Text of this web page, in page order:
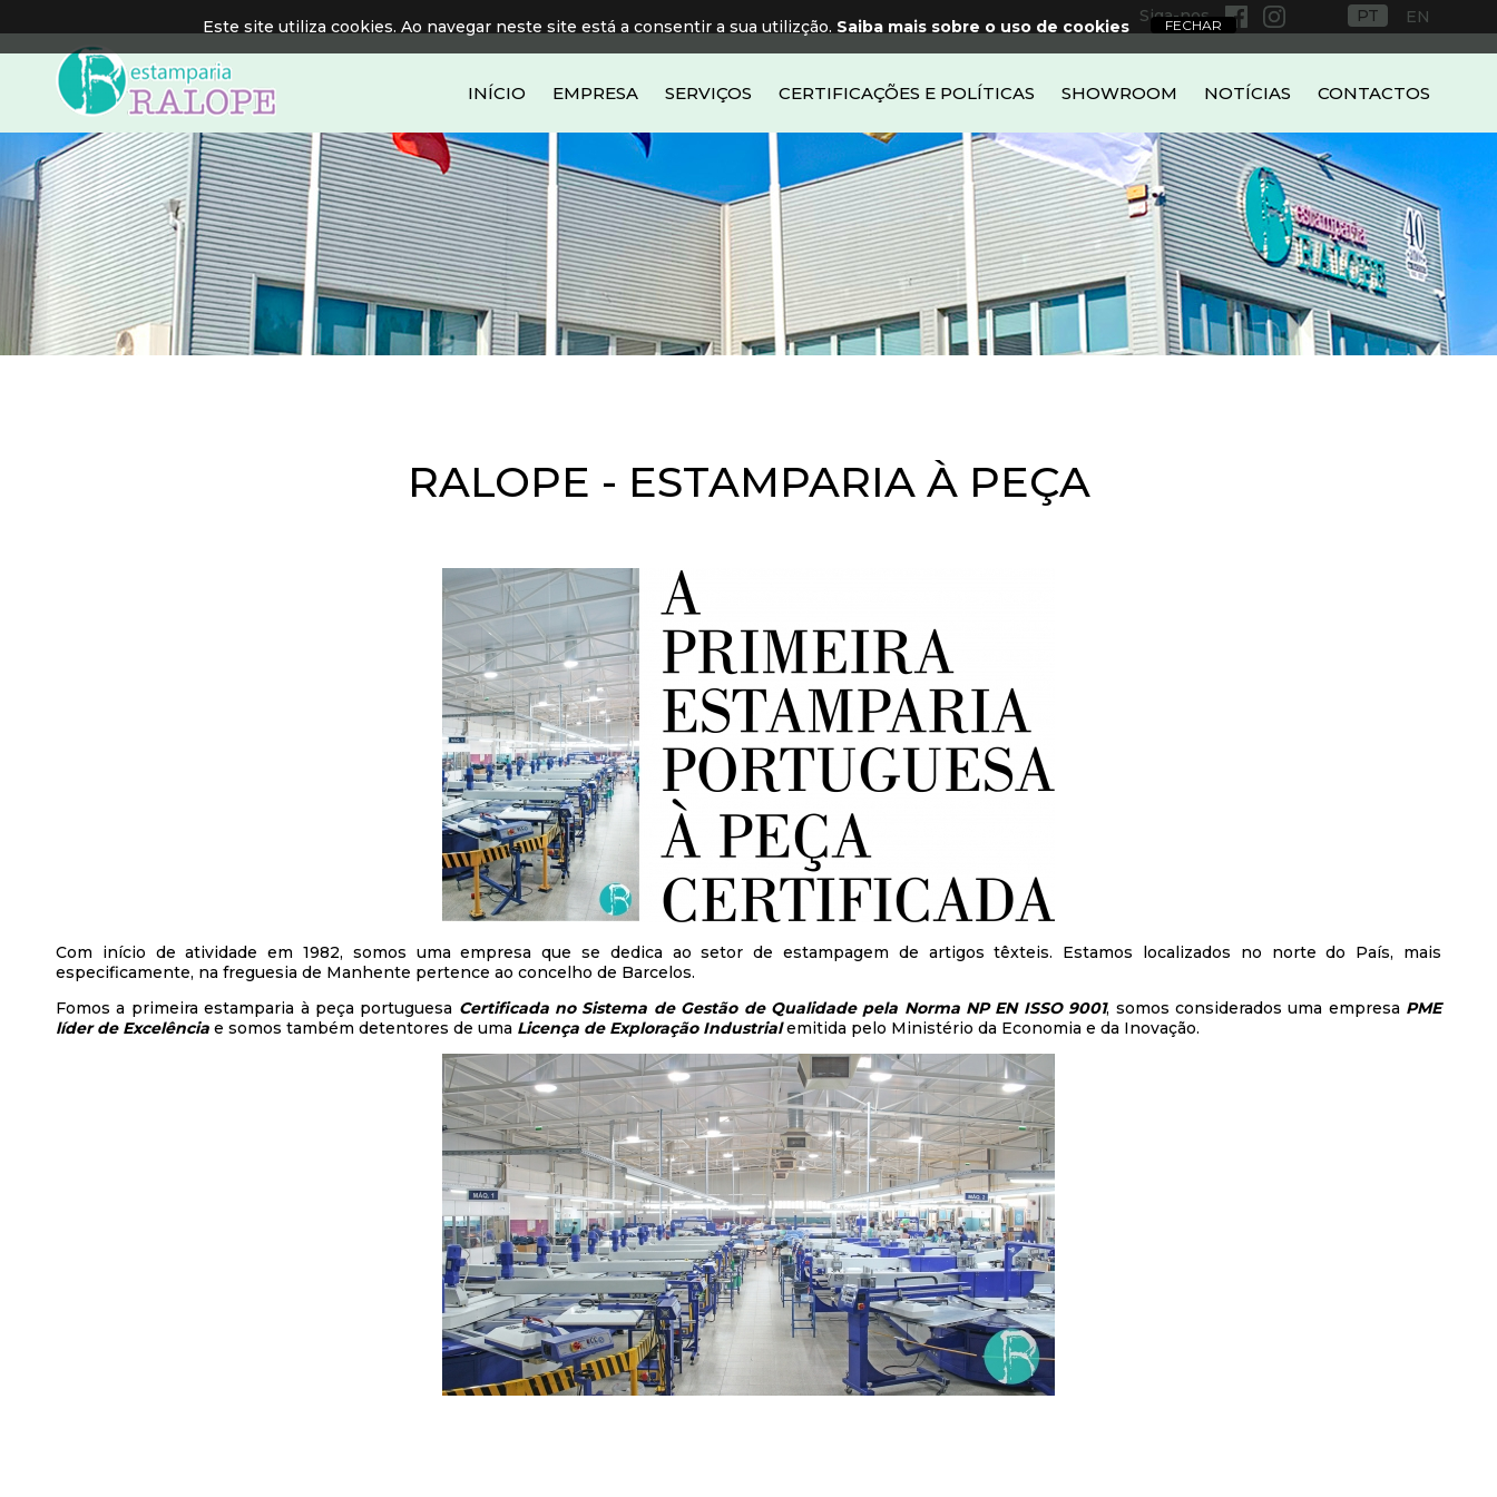
Siga-nos PT EN
INÍCIO EMPRESA SERVIÇOS CERTIFICAÇÕES E POLÍTICAS SHOWROOM NOTÍCIAS CONTACTOS
RALOPE - ESTAMPARIA À PEÇA
Com início de atividade em 1982, somos uma empresa que se dedica ao setor de estampagem de artigos têxteis. Estamos localizados no norte do País, mais
especificamente, na freguesia de Manhente pertence ao concelho de Barcelos.
Fomos a primeira estamparia à peça portuguesa Certificada no Sistema de Gestão de Qualidade pela Norma NP EN ISSO 9001, somos considerados uma empresa PME
líder de Excelência e somos também detentores de uma Licença de Exploração Industrialemitida pelo Ministério da Economia e da Inovação.
Este site utiliza cookies. Ao navegar neste site está a consentir a sua utilizção. Saiba mais sobre o uso de cookies